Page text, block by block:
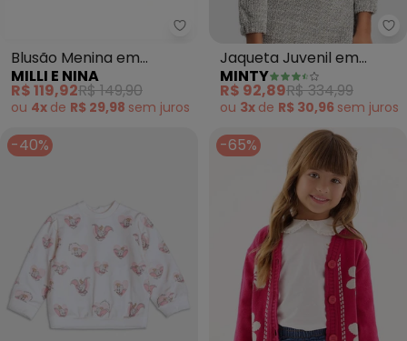
Milli e Nina - Blusão Menina
Blusão Menina em
Molecotton Linho
Felpado (Bege)
MILLI E NINA
R$ 119,92R$ 149,90
ou 4x de R$ 29,98 sem juros
Jaqueta Juvenil em
Tweed (Preto)
MINTY
R$ 92,89R$ 334,99
ou 3x de R$ 30,96 sem juros
-40% -65%